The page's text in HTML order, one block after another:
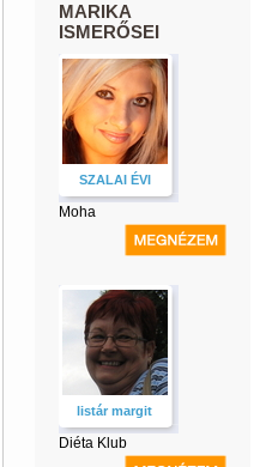
MARIKA
ISMERŐSEI
SZALAI ÉVI
Moha
listár margit
Diéta Klub